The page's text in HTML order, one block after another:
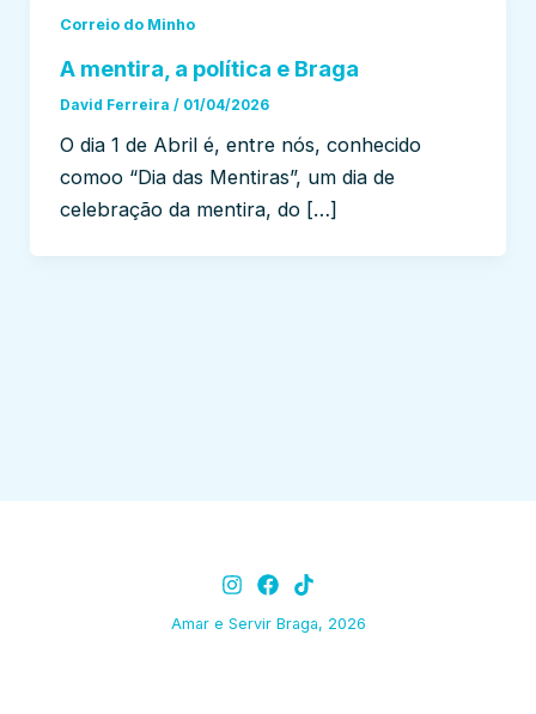
Correio do Minho
A mentira, a política e Braga
David Ferreira / 01/04/2026
O dia 1 de Abril é, entre nós, conhecido
comoo “Dia das Mentiras”, um dia de
celebração da mentira, do […]
Amar e Servir Braga, 2026